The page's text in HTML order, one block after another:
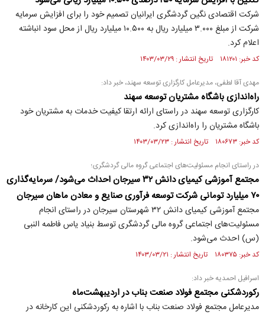
شرکت اقتصادی نگین گردشگری ایرانیان تصمیم خود را برای افزایش سرمایه
شرکت از مبلغ ۳.۰۰۰ میلیارد ریال به ۱۰.۵۰۰ میلیارد ریال از محل سود انباشته
اعلام کرد.
کد خبر: ۱۸۱۲۰۱ تاریخ انتشار : ۱۴۰۳/۰۳/۲۹
مهدی آقا لطفی، مدیرعامل کارگزاری توسعه سهند، خبر داد:
راه‌اندازی باشگاه مشتریان توسعه سهند
کارگزاری توسعه سهند در راستای ارائه ارتقا کیفیت خدمات به مشتریان خود
باشگاه مشتریان را راه‌اندازی کرد.
کد خبر: ۱۸۰۶۷۳ تاریخ انتشار : ۱۴۰۳/۰۳/۲۳
در راستای انجام مسئولیت‌های اجتماعی گروه مالی گردشگری؛
مجتمع آموزشی کیمیای دانش ۳۲ سیرجان احداث می‌شود/ سرمایه‌گذاری
۷۰ میلیارد تومانی شرکت توسعه فرآوری صنایع و معادن ماهان سیرجان
مجتمع آموزشی کیمیای دانش ۳۲ شهرستان سیرجان در راستای انجام
مسئولیت‌های اجتماعی گروه مالی گردشگری توسط بنیاد یاس فاطمه النبی
(س) احدث می‌شود.
کد خبر: ۱۸۰۳۷۵ تاریخ انتشار : ۱۴۰۳/۰۳/۲۱
اسرافیل احمدیه خبر داد:
رکوردشکنی مجتمع فولاد صنعت بناب در اردیبهشت‌ماه
مدیرعامل مجتمع فولاد صنعت بناب با اشاره به رکوردشکنی این کارخانه در